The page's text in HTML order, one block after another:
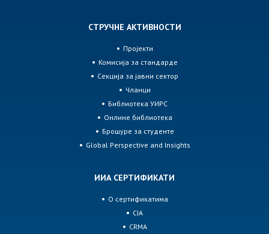
СТРУЧНЕ АКТИВНОСТИ
Пројекти
Комисија за стандарде
Секција за јавни сектор
Чланци
Библиотека УИРС
Онлине библиотека
Брошуре за студенте
Global Perspective and Insights
ИИА СЕРТИФИКАТИ
О сертификатима
CIA
CRMA